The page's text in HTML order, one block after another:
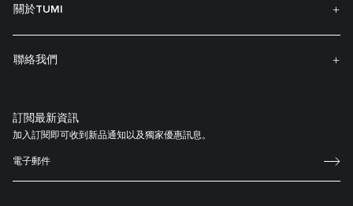
關於TUMI
聯絡我們
訂閲最新資訊
加入訂閱即可收到新品通知以及獨家優惠訊息。